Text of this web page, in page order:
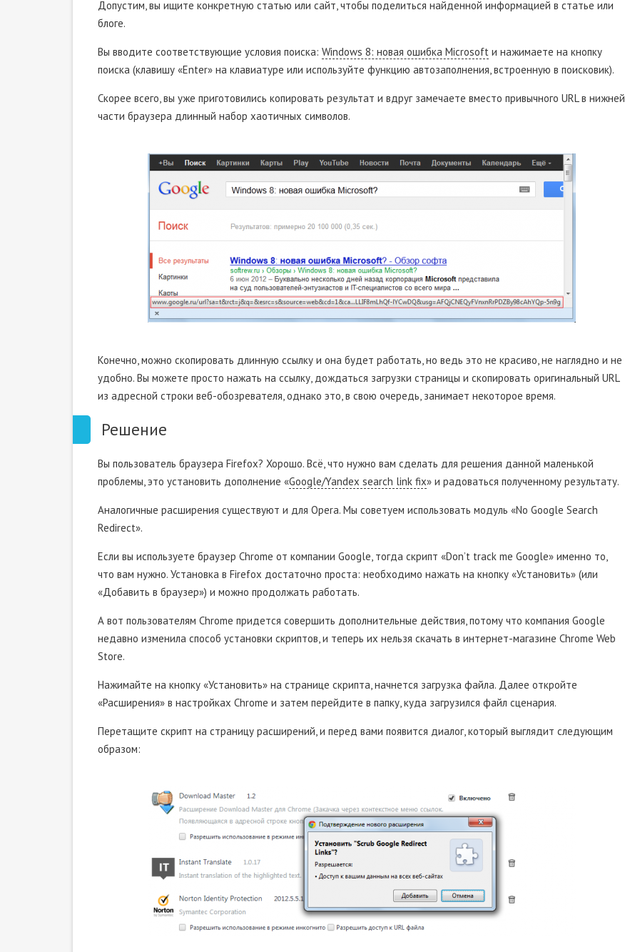
Допустим, вы ищите конкретную статью или сайт, чтобы поделиться найденной информацией в статье или
блоге.
Вы вводите соответствующие условия поиска: Windows 8: новая ошибка Microsoft и нажимаете на кнопку
поиска (клавишу «Enter» на клавиатуре или используйте функцию автозаполнения, встроенную в поисковик).
Скорее всего, вы уже приготовились копировать результат и вдруг замечаете вместо привычного URL в нижней
части браузера длинный набор хаотичных символов.
Конечно, можно скопировать длинную ссылку и она будет работать, но ведь это не красиво, не наглядно и не
удобно. Вы можете просто нажать на ссылку, дождаться загрузки страницы и скопировать оригинальный URL
из адресной строки веб-обозревателя, однако это, в свою очередь, занимает некоторое время.
Решение
Вы пользователь браузера Firefox? Хорошо. Всё, что нужно вам сделать для решения данной маленькой
проблемы, это установить дополнение «Google/Yandex search link fix» и радоваться полученному результату.
Аналогичные расширения существуют и для Opera. Мы советуем использовать модуль «No Google Search
Redirect».
Если вы используете браузер Chrome от компании Google, тогда скрипт «Don’t track me Google» именно то,
что вам нужно. Установка в Firefox достаточно проста: необходимо нажать на кнопку «Установить» (или
«Добавить в браузер») и можно продолжать работать.
А вот пользователям Chrome придется совершить дополнительные действия, потому что компания Google
недавно изменила способ установки скриптов, и теперь их нельзя скачать в интернет-магазине Chrome Web
Store.
Нажимайте на кнопку «Установить» на странице скрипта, начнется загрузка файла. Далее откройте
«Расширения» в настройках Chrome и затем перейдите в папку, куда загрузился файл сценария.
Перетащите скрипт на страницу расширений, и перед вами появится диалог, который выглядит следующим
образом: